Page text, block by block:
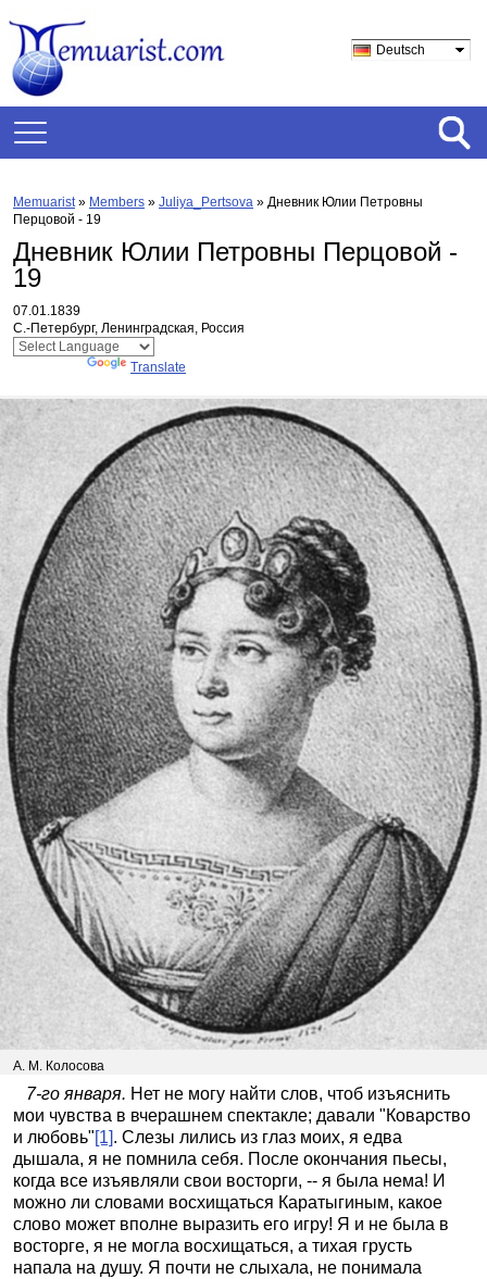
Deutsch
Memuarist» Members » Juliya_Pertsova » Дневник Юлии Петровны
Перцовой - 19
Дневник Юлии Петровны Перцовой -
19
07.01.1839
С.-Петербург, Ленинградская, Россия
Translate
А. М. Колосова
7-го января. Нет не могу найти слов, чтоб изъяснить
мои чувства в вчерашнем спектакле; давали "Коварство
и любовь"[1]. Слезы лились из глаз моих, я едва
дышала, я не помнила себя. После окончания пьесы,
когда все изъявляли свои восторги, -- я была нема! И
можно ли словами восхищаться Каратыгиным, какое
слово может вполне выразить его игру! Я и не была в
восторге, я не могла восхищаться, а тихая грусть
напала на душу. Я почти не слыхала, не понимала